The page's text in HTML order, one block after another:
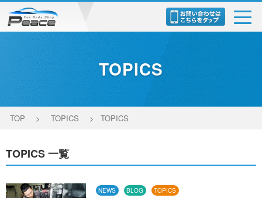
toggle
TOPICS
TOP > TOPICS > TOPICS
TOPICS 一覧
NEWS BLOG TOPICS